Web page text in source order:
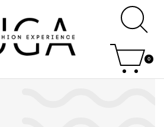
0